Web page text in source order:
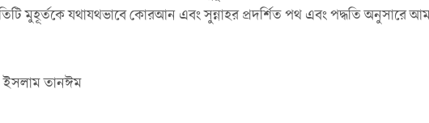
মুহূর্তকে যথাযথভাবে কোরআন এবং সুন্নাহর প্রদর্শিত পথ এবং পদ্ধতি অনুসারে
ইসলাম তানঈম